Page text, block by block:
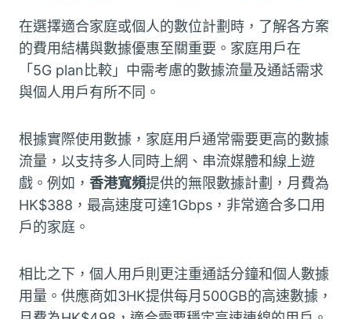
在選擇適合家庭或個人的數位計劃時，了解各方案
的費用結構與數據優惠至關重要。家庭用戶在
「5G plan比較」中需考慮的數據流量及通話需求
與個人用戶有所不同。
根據實際使用數據，家庭用戶通常需要更高的數據
流量，以支持多人同時上網、串流媒體和線上遊
戲。例如， 香港寬頻提供的無限數據計劃，月費為
HK$388，最高速度可達1Gbps，非常適合多口用
戶的家庭。
相比之下，個人用戶則更注重通話分鐘和個人數據
用量。供應商如3HK提供每月500GB的高速數據，